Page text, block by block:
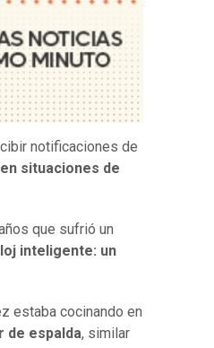
notificaciones de
situaciones de
que sufrió un
inteligente: un
estaba cocinando en
de espalda, similar